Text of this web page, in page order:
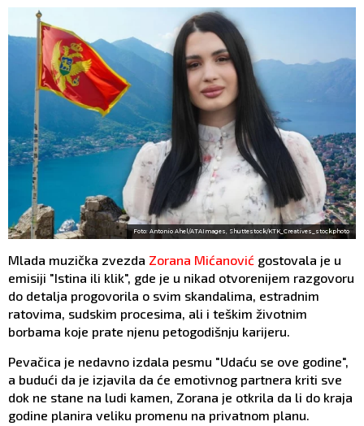
Foto: Antonio Ahel/ATAImages, Shuttestock/KTK_Creatives_stockphoto
Mlada muzička zvezda Zorana Mićanović gostovala je u
emisiji "Istina ili klik", gde je u nikad otvorenijem razgovoru
do detalja progovorila o svim skandalima, estradnim
ratovima, sudskim procesima, ali i teškim životnim
borbama koje prate njenu petogodišnju karijeru.
Pevačica je nedavno izdala pesmu "Udaću se ove godine",
a budući da je izjavila da će emotivnog partnera kriti sve
dok ne stane na ludi kamen, Zorana je otkrila da li do kraja
godine planira veliku promenu na privatnom planu.